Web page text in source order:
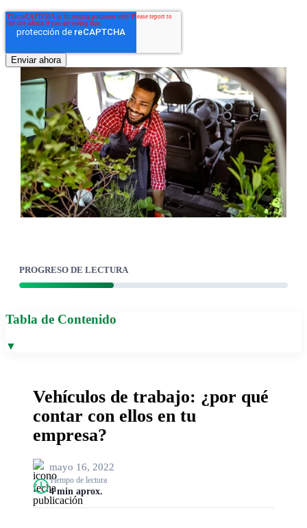
PROGRESO DE LECTURA
Tabla de Contenido
▼
Vehículos de trabajo: ¿por qué
contar con ellos en tu
empresa?
mayo 16, 2022
Tiempo de lectura
4 min aprox.